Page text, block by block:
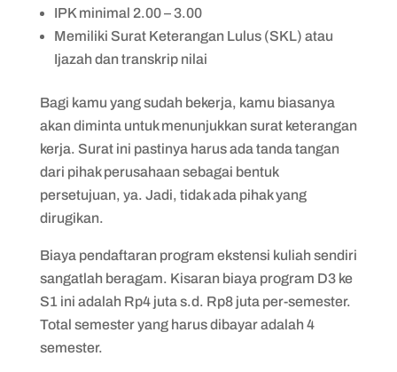
IPK minimal 2.00 – 3.00
Memiliki Surat Keterangan Lulus (SKL) atau
Ijazah dan transkrip nilai
Bagi kamu yang sudah bekerja, kamu biasanya
akan diminta untuk menunjukkan surat keterangan
kerja. Surat ini pastinya harus ada tanda tangan
dari pihak perusahaan sebagai bentuk
persetujuan, ya. Jadi, tidak ada pihak yang
dirugikan.
Biaya pendaftaran program ekstensi kuliah sendiri
sangatlah beragam. Kisaran biaya program D3 ke
S1 ini adalah Rp4 juta s.d. Rp8 juta per-semester.
Total semester yang harus dibayar adalah 4
semester.